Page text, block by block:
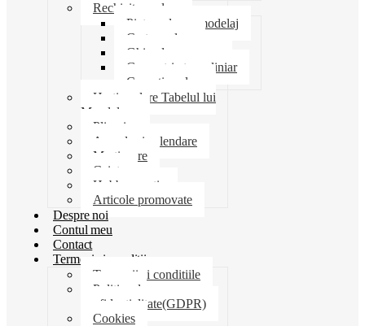
Rechizite scolare
Pictura desen modelaj
Creta scolara
Ghiozdane penare
Geometrie trusa liniar
Coperti scolare
Harti scolare Tabelul lui
Mendeleev
Plicuri
Agende si calendare
Martisoare
Caiete
Hobby creatie
Articole promovate
Despre noi
Contul meu
Contact
Termeni si conditii
Termenii si conditiile
Politica de
confidentialitate(GDPR)
Cookies